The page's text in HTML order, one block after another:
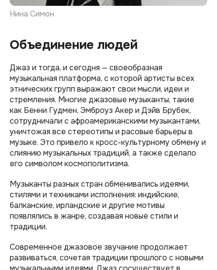
Нина Симон
Объединение людей
Джаз и тогда, и сегодня — своеобразная
музыкальная платформа, с которой артисты всех
этнических групп выражают свои мысли, идеи и
стремления. Многие джазовые музыканты, такие
как Бенни Гудмен, Эмброуз Акер и Дэйв Брубек,
сотрудничали с афроамериканскими музыкантами,
уничтожая все стереотипы и расовые барьеры в
музыке. Это привело к кросс-культурному обмену и
слиянию музыкальных традиций, а также сделало
его символом космополитизма.
Музыканты разных стран обменивались идеями,
стилями и техниками исполнения: индийские,
балканские, ирландские и другие мотивы
появлялись в жанре, создавая новые стили и
традиции.
Современное джазовое звучание продолжает
развиваться, сочетая традиции прошлого с новыми